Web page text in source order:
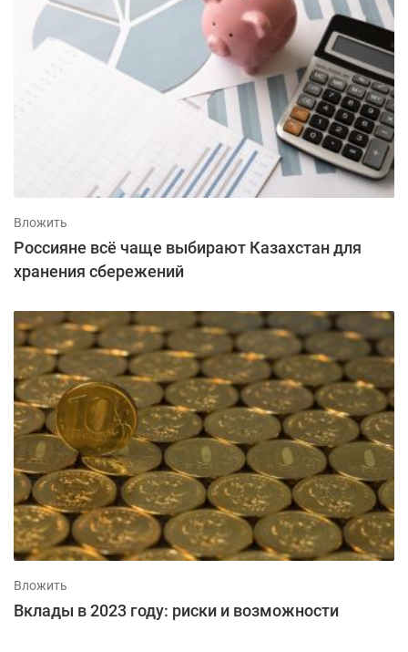
Вложить
Россияне всё чаще выбирают Казахстан для
хранения сбережений
Вложить
Вклады в 2023 году: риски и возможности